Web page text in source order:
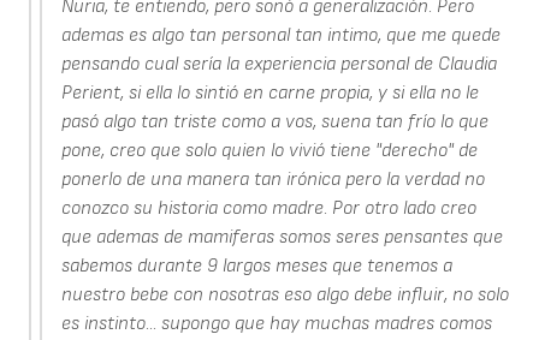
Nuria, te entiendo, pero sonó a generalización. Pero
ademas es algo tan personal tan intimo, que me quede
pensando cual sería la experiencia personal de Claudia
Perient, si ella lo sintió en carne propia, y si ella no le
pasó algo tan triste como a vos, suena tan frío lo que
pone, creo que solo quien lo vivió tiene "derecho" de
ponerlo de una manera tan irónica pero la verdad no
conozco su historia como madre. Por otro lado creo
que ademas de mamiferas somos seres pensantes que
sabemos durante 9 largos meses que tenemos a
nuestro bebe con nosotras eso algo debe influir, no solo
es instinto... supongo que hay muchas madres comos